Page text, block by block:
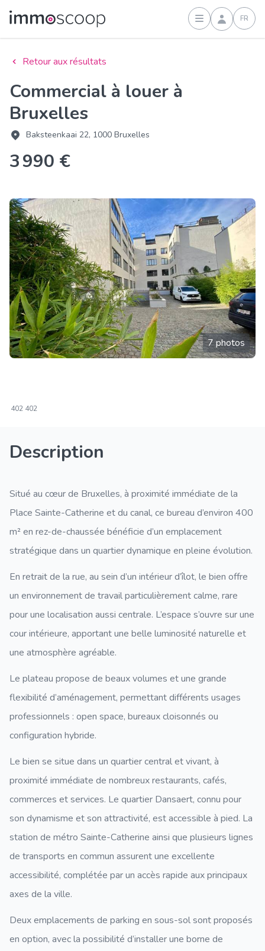
Connexion
FR
Retour aux résultats
Commercial à louer à
Bruxelles
Baksteenkaai 22, 1000 Bruxelles
3 990 €
7 photos
402 402
Description
Situé au cœur de Bruxelles, à proximité immédiate de la
Place Sainte-Catherine et du canal, ce bureau d’environ 400
m² en rez-de-chaussée bénéficie d’un emplacement
stratégique dans un quartier dynamique en pleine évolution.
En retrait de la rue, au sein d’un intérieur d’îlot, le bien offre
un environnement de travail particulièrement calme, rare
pour une localisation aussi centrale. L’espace s’ouvre sur une
cour intérieure, apportant une belle luminosité naturelle et
une atmosphère agréable.
Le plateau propose de beaux volumes et une grande
flexibilité d’aménagement, permettant différents usages
professionnels : open space, bureaux cloisonnés ou
configuration hybride.
Le bien se situe dans un quartier central et vivant, à
proximité immédiate de nombreux restaurants, cafés,
commerces et services. Le quartier Dansaert, connu pour
son dynamisme et son attractivité, est accessible à pied. La
station de métro Sainte-Catherine ainsi que plusieurs lignes
de transports en commun assurent une excellente
accessibilité, complétée par un accès rapide aux principaux
axes de la ville.
Deux emplacements de parking en sous-sol sont proposés
en option, avec la possibilité d’installer une borne de